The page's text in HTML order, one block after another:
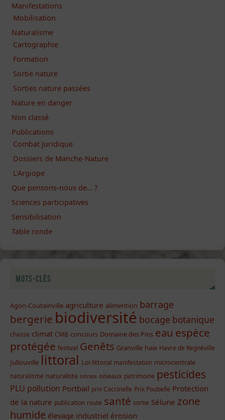
Manifestations
Mobilisation
Naturalisme
Cartographie
Formation
Sortie nature
Sorties nature passées
Nature en danger
Non classé
Publications
Combat Juridique
Dossiers de Manche-Nature
L'Argiope
Que pensons-nous de… ?
Sciences participatives
Sensibilisation
Table ronde
Mots-clés
Agon-Coutainville agriculture alimention barrage
bergerie biodiversité bocage botanique
chasse climat CMB concours Domaine des Pins eau espèce
protégée festival Genêts Granville haie Havre de Regnéville
Jullouville littoral Loi littoral manifestation microcentrale
naturalisme naturaliste nitrate oiseaux patrimoine pesticides
PLU pollution Portbail prix Coccinelle Prix Poubelle Protection
de la nature publication route santé sortie Sélune zone
humide élevage industriel érosion